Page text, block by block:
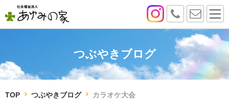
つぶやきブログ
TOP つぶやきブログ カラオケ大会